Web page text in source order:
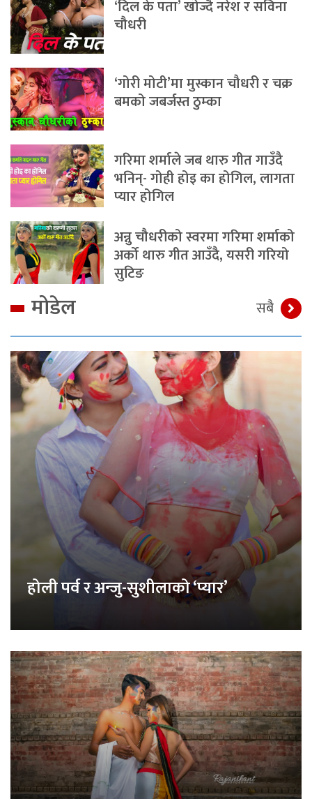
‘दिल के पता’ खोज्दै नरेश र सविना
चौधरी
‘गोरी मोटी’मा मुस्कान चौधरी र चक्र
बमको जबर्जस्त ठुम्का
गरिमा शर्माले जब थारु गीत गाउँदै
भनिन्- गोही होइ का होगिल, लागता
प्यार होगिल
अन्नु चौधरीको स्वरमा गरिमा शर्माको
अर्को थारु गीत आउँदै, यसरी गरियो
सुटिङ
मोडेल सबै
होली पर्व र अन्जु-सुशीलाको ‘प्यार’